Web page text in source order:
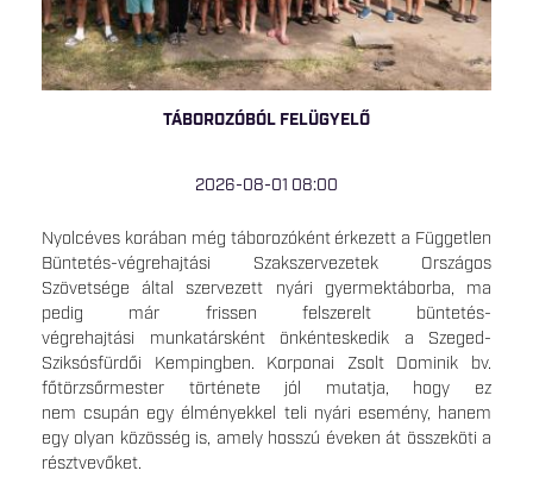
TÁBOROZÓBÓL FELÜGYELŐ
2026-08-01 08:00
Nyolcéves korában még táborozóként érkezett a Független
Büntetés-végrehajtási Szakszervezetek Országos
Szövetsége által szervezett nyári gyermektáborba, ma
pedig már frissen felszerelt büntetés-
végrehajtási munkatársként önkénteskedik a Szeged-
Sziksósfürdői Kempingben. Korponai Zsolt Dominik bv.
főtörzsőrmester története jól mutatja, hogy ez
nem csupán egy élményekkel teli nyári esemény, hanem
egy olyan közösség is, amely hosszú éveken át összeköti a
résztvevőket.